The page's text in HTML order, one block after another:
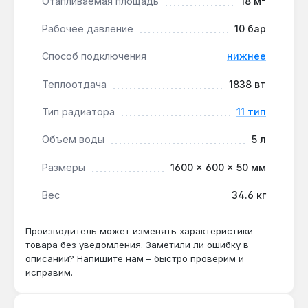
учреждений: гладкая поверхность без
боковых стенок и верхней решётки упрощает
влажную уборку и предотвращает скопление
пыли — соответствует санитарным нормам.
Радиатор подходит для отопления гостиных,
спален, офисов площадью до 18 м² с высотой
с температурой теплоносителя 75-65 °C
выше 1838 Вт, что позволяет компенсировать
Гарантия 10 лет, доставка по Украине.
Подходит ли радиатор для системы с
алюминиевыми трубами?
Рабочее давление 10 бар
Способ подключения нижнее
Теплоотдача 1838 вт
Тип радиатора 11 тип
Объем воды 5 л
Размеры 1600 × 600 × 50 мм
Вес 34.6 кг
Производитель может изменять характеристики
товара без уведомления. Заметили ли ошибку в
описании? Напишите нам – быстро проверим и
исправим.